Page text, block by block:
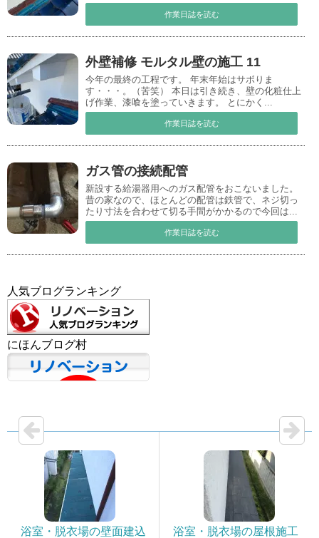
作業日誌を読む
外壁補修 モルタル壁の施工 11
今年の最終の工程です。 年末年始はサボりま
す・・・。（苦笑） 本日は引き続き、壁の化粧仕上
げ作業、漆喰を塗っていきます。 とにかく...
作業日誌を読む
ガス管の接続配管
新設する給湯器用へのガス配管をおこないました。
昔の家なので、ほとんどの配管は鉄管で、ネジ切っ
たり寸法を合わせて切る手間がかかるので今回は...
作業日誌を読む
人気ブログランキング
にほんブログ村
浴室・脱衣場の壁面建込
浴室・脱衣場の屋根施工